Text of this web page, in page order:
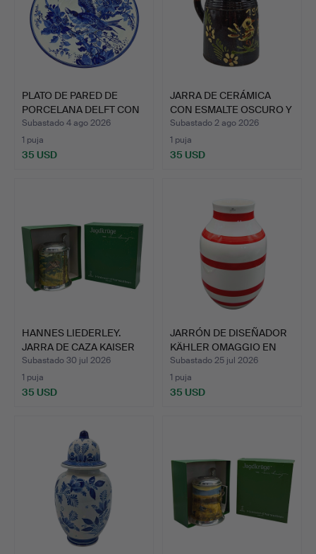
PLATO DE PARED DE
PORCELANA DELFT CON
MOTI…
Subastado 4 ago 2026
1 puja
35 USD
JARRA DE CERÁMICA
CON ESMALTE OSCURO Y
DEC…
Subastado 2 ago 2026
1 puja
35 USD
HANNES LIEDERLEY.
JARRA DE CAZA KAISER
„FR…
Subastado 30 jul 2026
1 puja
35 USD
JARRÓN DE DISEÑADOR
KÄHLER OMAGGIO EN
COLO…
Subastado 25 jul 2026
1 puja
35 USD